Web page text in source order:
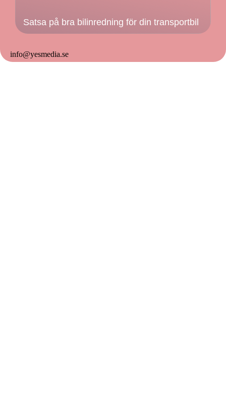
Satsa på bra bilinredning för din transportbil
info@yesmedia.se